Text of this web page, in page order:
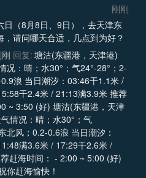
刚刚
日（8月8日、9日），去天津东
，请问哪天合适，几点到为好？
回复: 塘沽(东疆港，天津港)
况：晴；水30°；气24°-28°；2-
浪 当日潮汐：03:46干1.1米 /
干2.4米 / 21:13满3.9米 推荐
) 塘沽(东疆港，天津
情况：晴；水30°；气
北风；0.2-0.6浪 当日潮汐：
满3.6米 / 17:29干2.6米 /
赶海时间： - 2:00 ~ 5:00 (好)
你赶海愉快！